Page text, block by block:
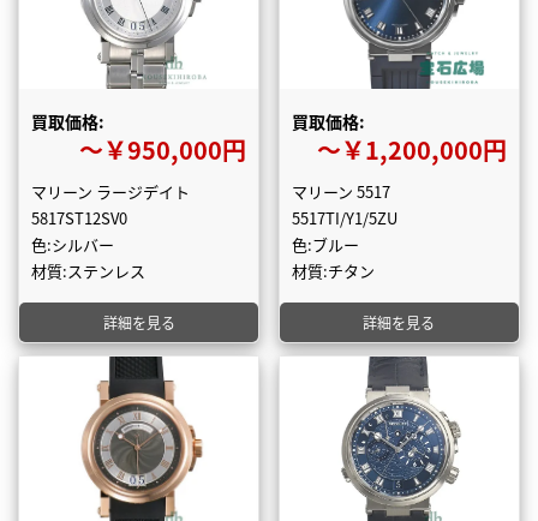
買取価格:
〜￥950,000円
マリーン ラージデイト
5817ST12SV0
色:シルバー
材質:ステンレス
詳細を見る
買取価格:
〜￥1,200,000円
マリーン 5517
5517TI/Y1/5ZU
色:ブルー
材質:チタン
詳細を見る